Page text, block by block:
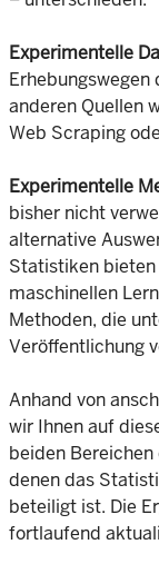
Experimentelle
anderen Quellen
Web Scraping
Experimentelle
bisher nicht
alternative
Statistiken bieten
maschinellen
Methoden, die
Veröffentlichung
Anhand von
wir Ihnen auf
beiden
denen das
beteiligt ist. Die
fortlaufend